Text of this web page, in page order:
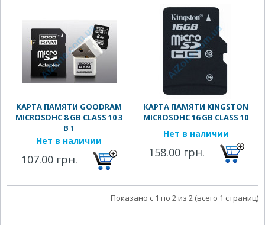
КАРТА ПАМЯТИ GOODRAM
MICROSDHC 8 GB CLASS 10 3
В 1
Нет в наличии
107.00 грн.
КАРТА ПАМЯТИ KINGSTON
MICROSDHC 16 GB CLASS 10
Нет в наличии
158.00 грн.
Показано с 1 по 2 из 2 (всего 1 страниц)